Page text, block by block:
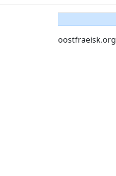
oostfraeisk.org